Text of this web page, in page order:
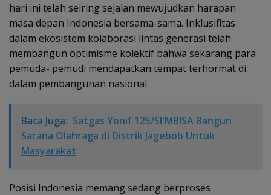
hari ini telah seiring sejalan mewujudkan harapan
masa depan Indonesia bersama-sama. Inklusifitas
dalam ekosistem kolaborasi lintas generasi telah
membangun optimisme kolektif bahwa sekarang para
pemuda- pemudi mendapatkan tempat terhormat di
dalam pembangunan nasional.
Baca Juga: Satgas Yonif 125/SI'MBISA Bangun
Sarana Olahraga di Distrik Jagebob Untuk
Masyarakat
Posisi Indonesia memang sedang berproses